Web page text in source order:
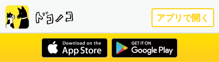
アプリで開く